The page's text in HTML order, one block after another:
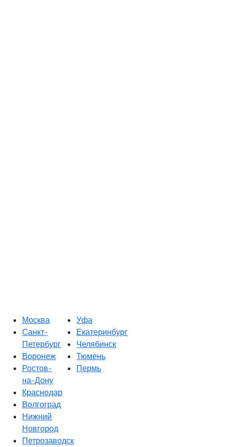
Москва
Санкт-
Петербург
Воронеж
Ростов-
на-Дону
Краснодар
Волгоград
Нижний
Новгород
Петрозаводск
Уфа
Екатеринбург
Челябинск
Тюмень
Пермь